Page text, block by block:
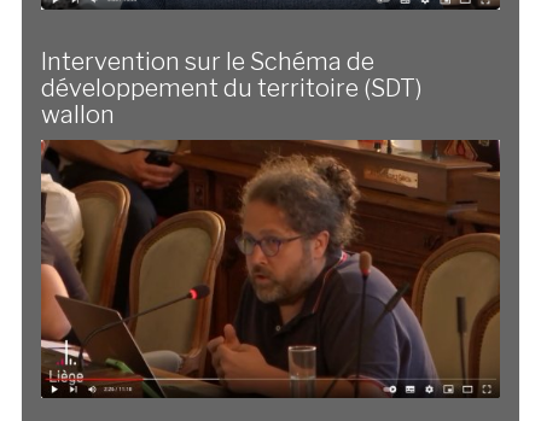
Intervention sur le Schéma de
développement du territoire (SDT)
wallon